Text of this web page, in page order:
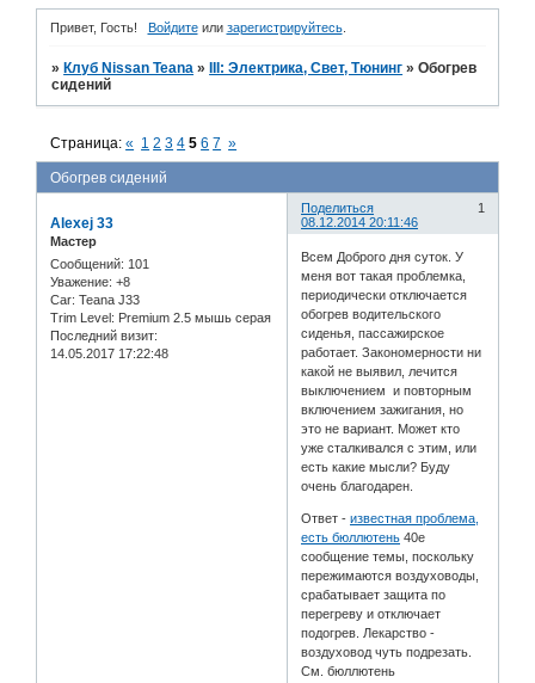
Привет, Гость! Войдитеили зарегистрируйтесь.
» Клуб Nissan Teana » III: Электрика, Свет, Тюнинг »Обогрев
сидений
Обогрев сидений
Страница:« 1 2 3 4 5 6 7 »
Поделиться
1
08.12.2014 20:11:46
Alexej 33
Мастер
Сообщений: 101
Уважение: +8
Car: Teana J33
Trim Level: Premium 2.5 мышь серая
Последний визит:
14.05.2017 17:22:48
Всем Доброго дня суток. У
меня вот такая проблемка,
периодически отключается
обогрев водительского
сиденья, пассажирское
работает. Закономерности ни
какой не выявил, лечится
выключением и повторным
включением зажигания, но
это не вариант. Может кто
уже сталкивался с этим, или
есть какие мысли? Буду
очень благодарен.
Ответ -известная проблема,
есть бюллютень 40е
сообщение темы, поскольку
пережимаются воздуховоды,
срабатывает защита по
перегреву и отключает
подогрев. Лекарство -
воздуховод чуть подрезать.
См. бюллютень